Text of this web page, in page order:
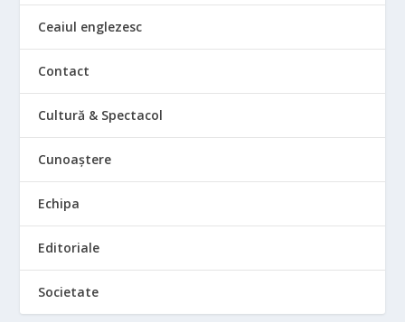
Ceaiul englezesc
Contact
Cultură & Spectacol
Cunoaștere
Echipa
Editoriale
Societate